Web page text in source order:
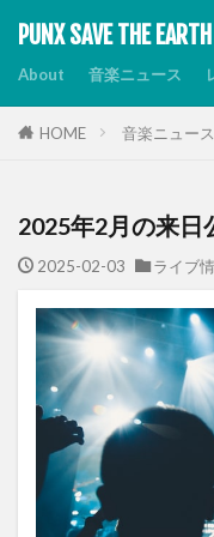
PUNX SAVE THE
About 音楽ニュース
HOME 音楽ニュース
2025年2月の来日
2025-02-03 ライブ